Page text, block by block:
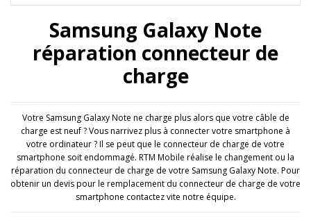
Samsung Galaxy Note
réparation connecteur de
charge
Votre Samsung Galaxy Note ne charge plus alors que votre câble de
charge est neuf ? Vous narrivez plus à connecter votre smartphone à
votre ordinateur ? Il se peut que le connecteur de charge de votre
smartphone soit endommagé. RTM Mobile réalise le changement ou la
réparation du connecteur de charge de votre Samsung Galaxy Note. Pour
obtenir un devis pour le remplacement du connecteur de charge de votre
smartphone contactez vite notre équipe.